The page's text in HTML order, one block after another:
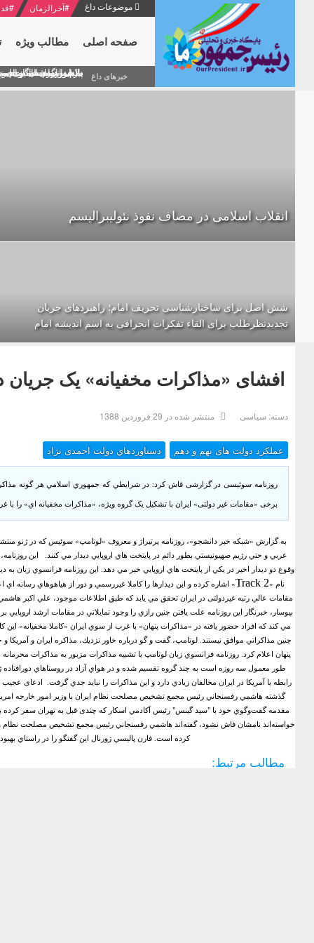
موضوعات داغ #آخرالزمان #
صفحه اصلی مطالب ویژه
خبرهای داغ منشور گفتمان امام و انقلاب - 7 /بخش دوم : شرح پیام ۱۰ خرداد ۱۳۶۹ امام خامنه
بازخوانی افشاگری
دلایل اهمیت
بیانات امام خامنه
پیام نوروزی امام
انقلاب اسلامی در مصاف نفوذ نئولیبرالیسم
شش اصل برای ساختارشناسی تحريف امام؛ راهبردهای جریان
تجدیدنظرطلب برای القاء تفکرات انحرافی به اسم اندیشه امام
افشای «مذاکرات مخفیانه» یک جریان
دسته: سیاسی منتشر شده در 29 فروردين 1388
عملکرد دولت های نهم و دهم دستاوردهاي دولت احمدی نژاد
روزنامه سوئیسی در گزارشی فاش کرد: در شرايطي كه جمهوري اسلامي هر گونه مذاكره
برخی «مقامات غیر دولتی» ایران با تشکیل یک گروه ویژه، «مذاکرات مخفيانه اي» را با
به گزارش «شبکه خبر دانشجو»، روزنامه پرتيراژ و معروف «لوتامپ» سوئيس كه در ژنو
عربي و حتي رژيم صهيونيستي بطور دائم در پايتخت هاي اروپايي ديدار مي كنند.
اين
وقوع دو ديدار اخير در يكي از پايتخت هاي اروپايي خبر مي دهد.
اين روزنامه فرانسوي زبان
نام «Track 2» اشاره کرده و اين ديدارها را كاملا غيررسمي و دور از هياهوهاي رسانه اي
مقامات عالي رتبه غیردولتی در ايران تحقق مي يابد كه طبق اطلاعات موجود، علي اکبر
بيوسار، خبرنگار اين روزنامه علت يافتن چنين رازي را وجود تمايلاتي در مقامات ارشد اروپايي
مي كند كه افراد حضور يافته در «مذاكرات پنهان» با غرب از سوي ايران «كاملا مخفيانه»
چنين مذاكراتي موافق نيستند.
لوتامپ، گفت و گو درباره خاور نزديك، مذاكره ايران و
پنهان اعلام كرد.
روزنامه فرانسوي زبان لوتامپ با تشبيه مذاكرات مزبور به مذاكرات
طور معمول سه روزه است به چند گروه تقسيم شده و در هواي آزاد در روستاهاي دورافتاده
رابطه با آمريكا در ايران مخالفان زيادي دارد و اين مذاكرات را نبايد جدي گرفت.
ادعای عجیب
گذشته هاشمي رفسنجاني رئيس مجمع تشخيص مصلحت نظام ایران با وزير امور خارجه
مقدمه گفت‌وگوي خود با "سيد گينس" رئيس آكادمي اسكار كه چندی قبل به تهران سفر كرده
خواسته‌اند نامشان فاش نشود، گفته‌اند هاشمي رفسنجاني رئيس مجمع تشخيص مصلحت نظام و
كرده است‏.‏ فارن پاليسي ژورنال اين گفتگو را در راستاي
مطالب مرتبط: